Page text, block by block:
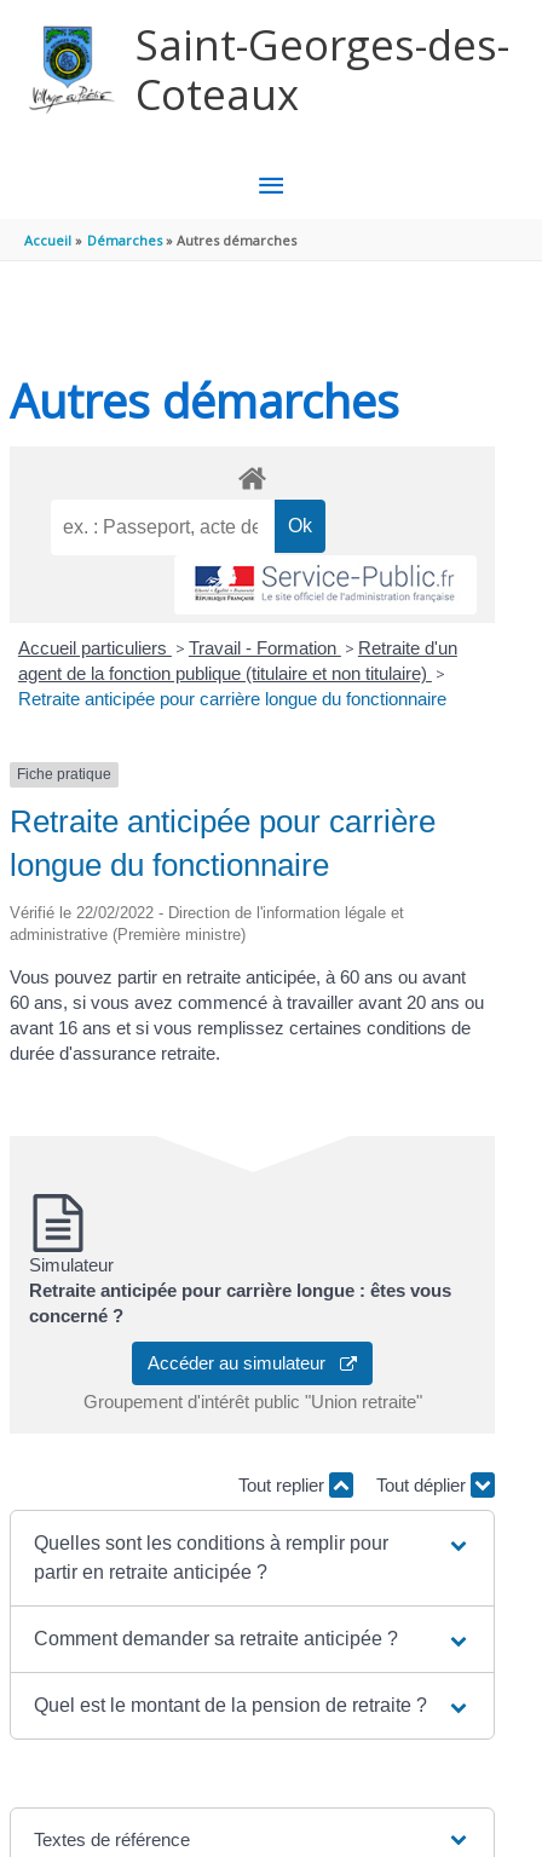
Saint-Georges-des-
Coteaux
MENU
PRINCIPAL
Accueil Démarches Autres démarches
Autres démarches
Accueil particuliers > Travail - Formation > Retraite d'un
agent de la fonction publique (titulaire et non titulaire) >
Retraite anticipée pour carrière longue du fonctionnaire
Fiche pratique
Retraite anticipée pour carrière
longue du fonctionnaire
Vérifié le 22/02/2022 - Direction de l'information légale et
administrative (Première ministre)
Vous pouvez partir en retraite anticipée, à 60 ans ou avant
60 ans, si vous avez commencé à travailler avant 20 ans ou
avant 16 ans et si vous remplissez certaines conditions de
durée d'assurance retraite.
Simulateur
Retraite anticipée pour carrière longue : êtes vous
concerné ?
Accéder au simulateur
Groupement d'intérêt public "Union retraite"
Tout replier Tout déplier
Quelles sont les conditions à remplir pour
partir en retraite anticipée ?
Comment demander sa retraite anticipée ?
Quel est le montant de la pension de retraite ?
Textes de référence